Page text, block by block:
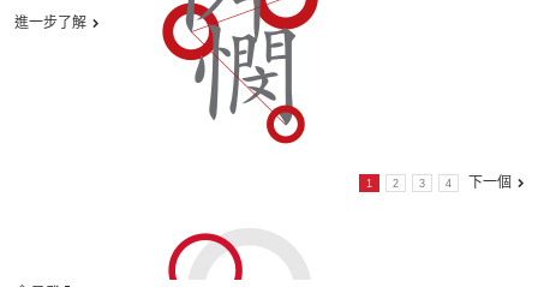
進一步了解
1 2 3 4 下一個